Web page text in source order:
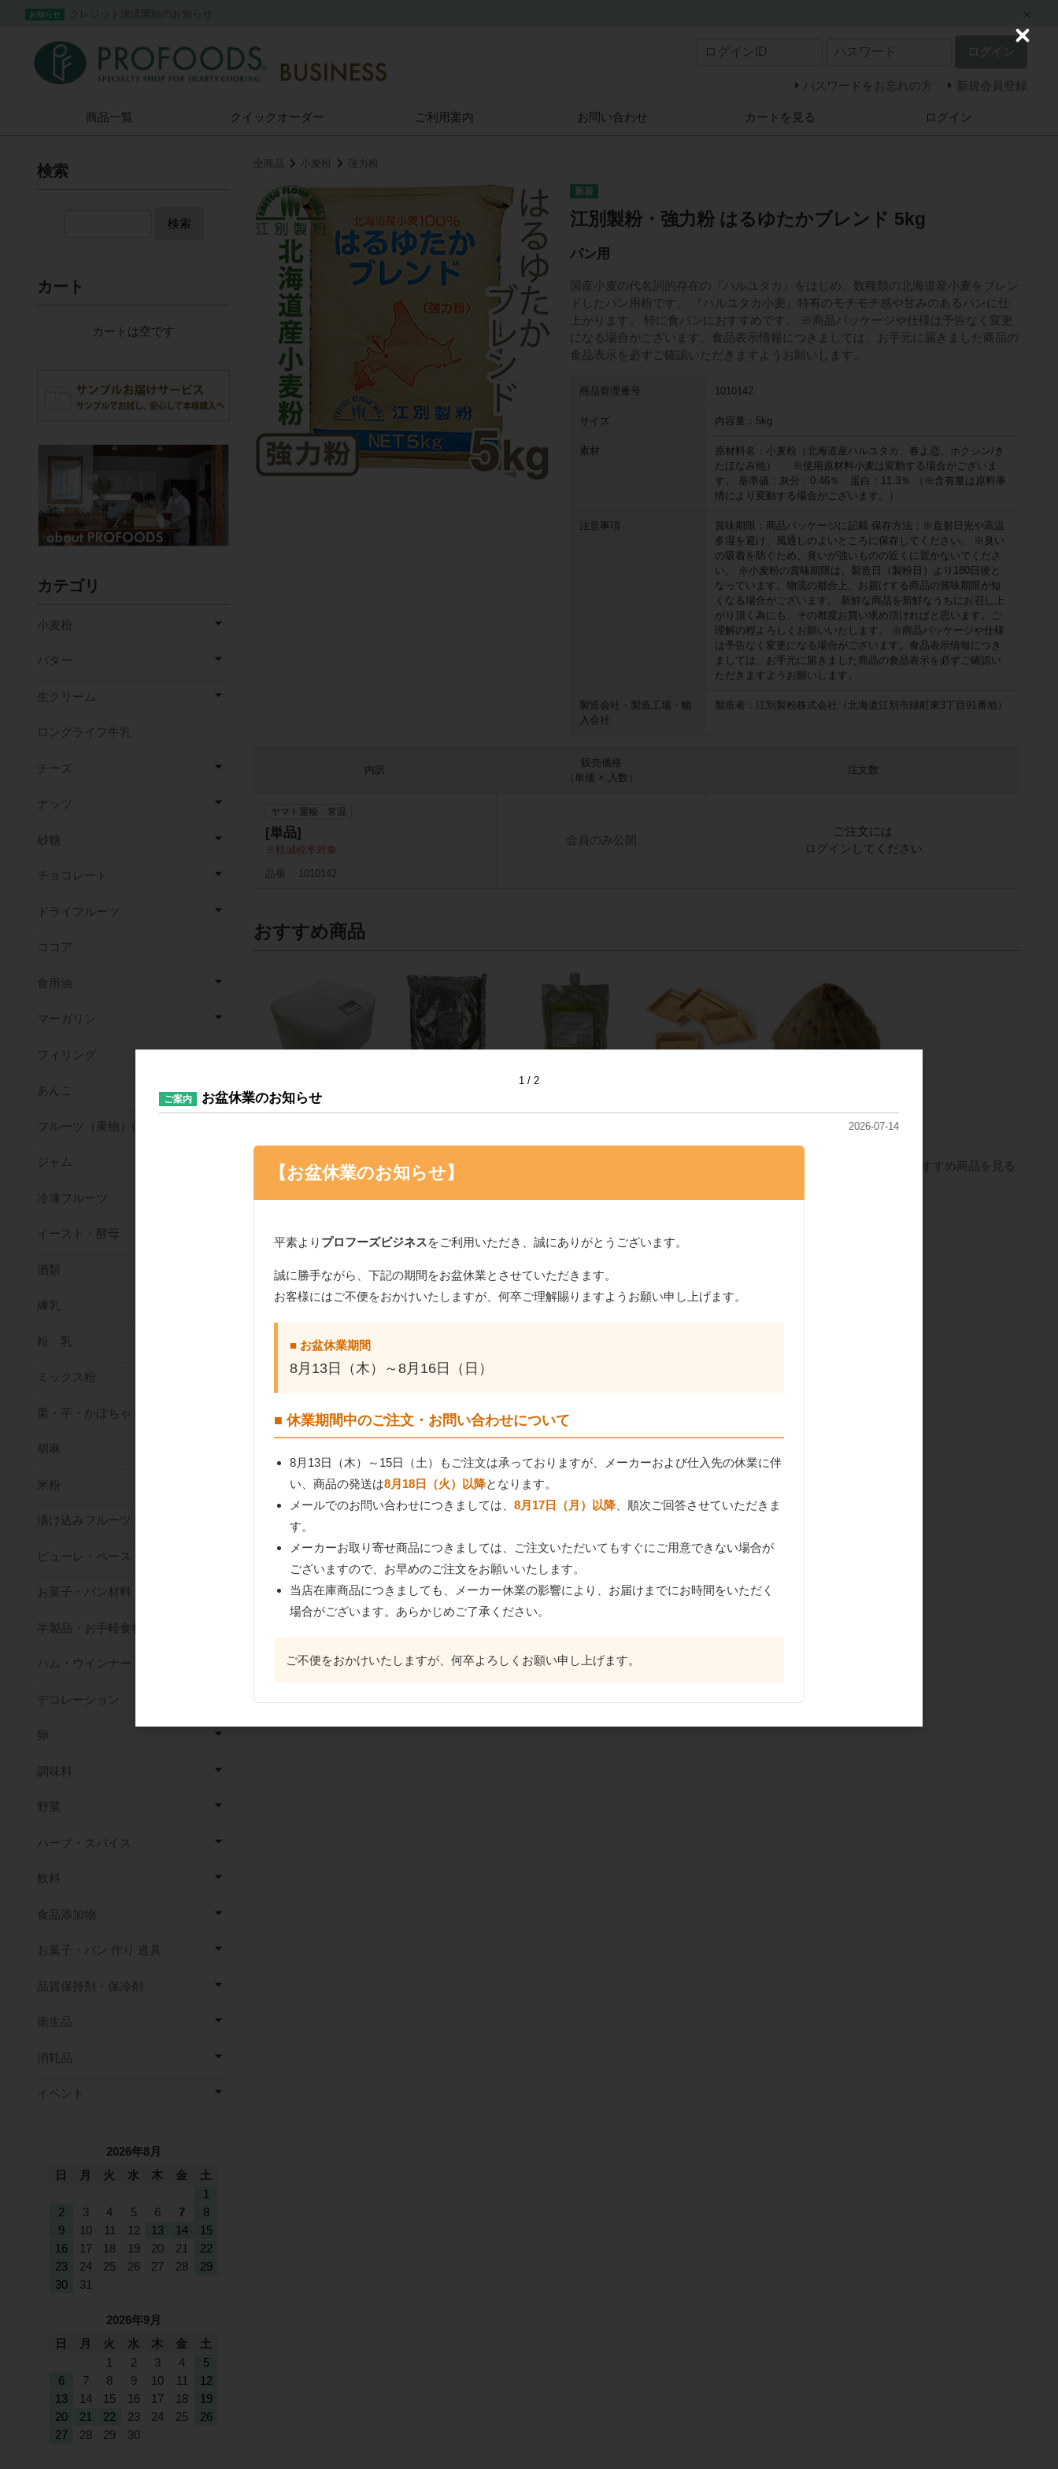
お知らせ クレジット決済開始のお知らせ
パスワードをお忘れの方 新規会員登録
商品一覧 クイック オーダー ご利用案内 お問い合わせ カートを見る ログイン
全商品 小麦粉 強力粉
江別製粉・強力粉 はるゆたかブレンド 5kg
パン用
国産小麦の代名詞的存在の『ハルユタカ』をはじめ、数種類の北海道産小麦をブレン
ドしたパン用粉です。 『ハルユタカ小麦』特有のモチモチ感や甘みのあるパンに仕
上がります。 特に食パンにおすすめです。 ※商品パッケージや仕様は予告なく変更
になる場合がございます。食品表示情報につきましては、お手元に届きました商品の
食品表示を必ずご確認いただきますようお願いします。
商品管理番号 1010142
サイズ 内容量：5kg
素材
原材料名：小麦粉（北海道産ハルユタカ、春よ恋、ホクシン/き
たほなみ他） ※使用原材料小麦は変動する場合がございま
す。 基準値：灰分：0.46％ 蛋白：11.3％ （※含有量は原料事
情により変動する場合がございます。）
注意事項
賞味期限：商品パッケージに記載 保存方法：※直射日光や高温
多湿を避け、風通しのよいところに保存してください。 ※臭い
の吸着を防ぐため、臭いが強いものの近くに置かないでくださ
い。 ※小麦粉の賞味期限は、製造日（製粉日）より180日後と
なっています。物流の都合上、お届けする商品の賞味期限が短
くなる場合がございます。 新鮮な商品を新鮮なうちにお召し上
がり頂く為にも、その都度お買い求め頂ければと思います。ご
理解の程よろしくお願いいたします。 ※商品パッケージや仕様
は予告なく変更になる場合がございます。食品表示情報につき
ましては、お手元に届きました商品の食品表示を必ずご確認い
ただきますようお願いします。
製造会社・製造工場・輸
入会社
製造者：江別製粉株式会社（北海道江別市緑町東3丁目91番地）
内訳
販売価格
（単価 × 入数）
注文数
ヤマト運輸 常温
[単品]
軽減税率対象
品番
1010142
会員のみ公開
ご注文には
ログイン
してください
おすすめ商品
HEIKO 3800900)紙パ
ッキン 白 1ｋｇ
レザーブ扇 25H 2kg
アン（非加熱タイプ）
トレー角型AP-77K-1
あん 1kg
すべてのおすすめ商品を見る
問い合わせ・サンプル依頼
検索
検索
カート
カートは空です
カテゴリ
小麦粉
バター
生クリーム
ロングライフ牛乳
チーズ
ナッツ
砂糖
チョコレート
ドライフルーツ
ココア
食用油
マーガリン
フィリング
あんこ
フルーツ（果物）缶詰
ジャム
冷凍フルーツ
イースト・酵母
酒類
練乳
粉 乳
ミックス粉
栗・芋・かぼちゃ
胡麻
米粉
漬け込みフルーツ
ピューレ・ペースト
お菓子・パン材料
半製品・お手軽食材
ハム・ウインナー
デコレーション
卵
調味料
野菜
ハーブ・スパイス
飲料
食品添加物
お菓子・パン 作り 道具
品質保持剤・保冷剤
衛生品
消耗品
イベント
2026年8月
日
月 火 水 木 金
土
1
2
3 4 5 6 7
8
9
10 11 12 13 14
15
16
17 18 19 20 21
22
23
24 25 26 27 28
29
30
31
2026年9月
日
月 火 水 木 金
土
1
2 3 4
5
6
7 8 9 10 11
12
13
14 15 16 17 18
19
20
21 22 23 24 25
26
27
28 29 30
1 2
ご案内 お盆休業のお知らせ
2026-07-14
【お盆休業のお知らせ】
平素より プロフーズビジネスをご利用いただき、誠にありがとうございます。
誠に勝手ながら、下記の期間をお盆休業とさせていただきます。
お客様にはご不便をおかけいたしますが、何卒ご理解賜りますようお願い申し上げます。
■ お盆休業期間
8月13日（木）～8月16日（日）
■ 休業期間中のご注文・お問い合わせについて
8月13日（木）～15日（土）もご注文は承っておりますが、メーカーおよび仕入先の休業に伴
い、商品の発送は8月18日（火）以降となります。
メールでのお問い合わせにつきましては、 8月17日（月）以降、順次ご回答させていただきま
す。
メーカーお取り寄せ商品につきましては、ご注文いただいてもすぐにご用意できない場合が
ございますので、お早めのご注文をお願いいたします。
当店在庫商品につきましても、メーカー休業の影響により、お届けまでにお時間をいただく
場合がございます。あらかじめご了承ください。
ご不便をおかけいたしますが、何卒よろしくお願い申し上げます。
C
s
e